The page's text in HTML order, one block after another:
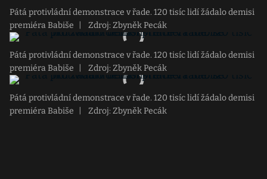
Pátá protivládní demonstrace v řade. 120 tisíc lidí žádalo demisi
premiéra Babiše
Zdroj: Zbyněk Pecák
Pátá protivládní demonstrace v řade. 120 tisíc lidí žádalo demisi
premiéra Babiše
Zdroj: Zbyněk Pecák
Pátá protivládní demonstrace v řade. 120 tisíc lidí žádalo demisi
premiéra Babiše
Zdroj: Zbyněk Pecák